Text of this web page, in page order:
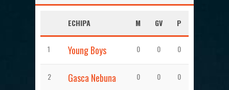
Programul săptămânii 20/24 (18.05-24.05)
Programul săptămânii 19 (11.05-17.05)
ECHIPA M GV P
1 Young Boys 0 0 0
2 Gasca Nebuna 0 0 0